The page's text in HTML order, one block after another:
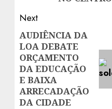
Next
Next
post:
AUDIÊNCIA DA
LOA DEBATE
ORÇAMENTO
DA EDUCAÇÃO
E BAIXA
ARRECADAÇÃO
DA CIDADE